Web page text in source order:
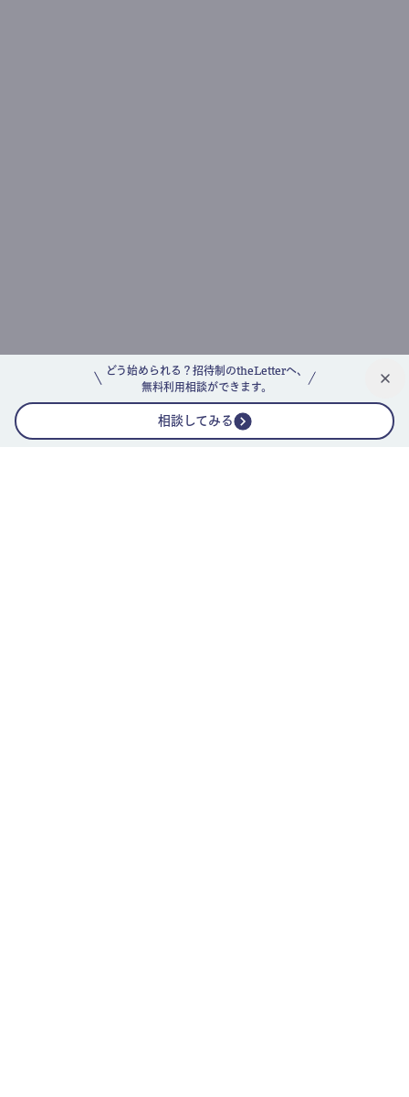
どう始められる？招待制のtheLetterへ、
無料利用相談ができます。
相談してみる